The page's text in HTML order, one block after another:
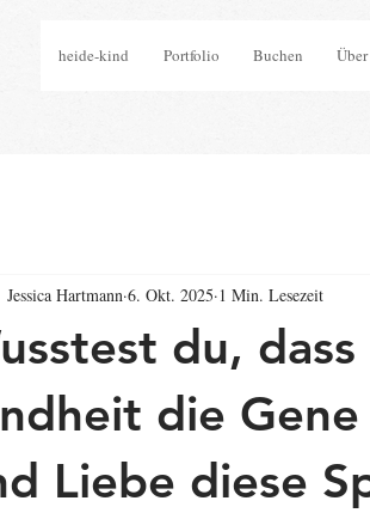
heide-kind Portfolio Buchen
du,
die
Liebe diese
Jessica Hartmann 6. Okt. 2025 1 Min. Lesezeit